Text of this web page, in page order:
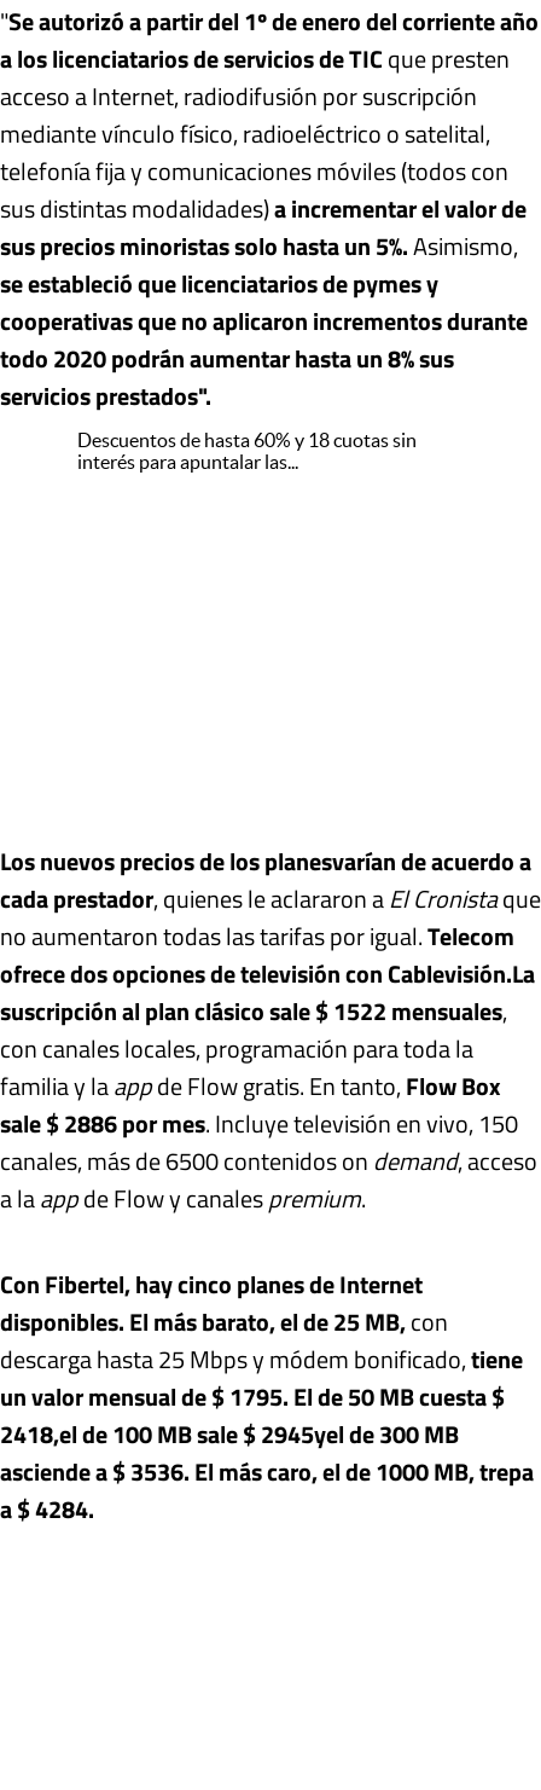
"Se autorizó a partir del 1º de enero del corriente año
a los licenciatarios de servicios de TICque presten
acceso a Internet, radiodifusión por suscripción
mediante vínculo físico, radioeléctrico o satelital,
telefonía fija y comunicaciones móviles (todos con
sus distintas modalidades)a incrementar el valor de
sus precios minoristas solo hasta un 5%.Asimismo,
se estableció que licenciatarios de pymes y
cooperativas que no aplicaron incrementos durante
todo 2020 podrán aumentar hasta un 8% sus
servicios prestados".
Descuentos de hasta 60% y 18 cuotas sin
interés para apuntalar las...
Los nuevos precios de los planesvarían de acuerdo a
cada prestador, quienes le aclararon aEl Cronistaque
no aumentaron todas las tarifas por igual.Telecom
ofrece dos opciones de televisión con Cablevisión.La
suscripción al plan clásico sale $ 1522 mensuales,
con canales locales, programación para toda la
familia y laappde Flow gratis. En tanto,Flow Box
sale $ 2886 por mes. Incluye televisión en vivo, 150
canales, más de 6500 contenidos ondemand, acceso
a laappde Flow y canalespremium.
Con Fibertel, hay cinco planes de Internet
disponibles. El más barato, el de 25 MB,con
descarga hasta 25 Mbps y módem bonificado,tiene
un valor mensual de $ 1795. El de 50 MB cuesta $
2418,el de 100 MBsale $ 2945yel de 300 MB
asciende a $ 3536. El más caro, el de 1000 MB, trepa
a $ 4284.